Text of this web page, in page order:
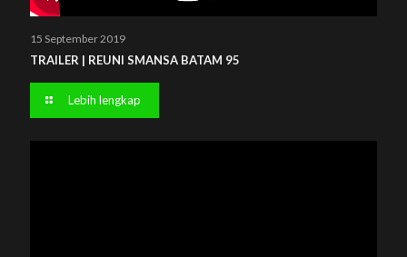
15 September 2019
TRAILER | REUNI SMANSA BATAM 95
Lebih lengkap